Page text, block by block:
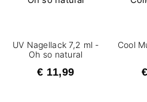
UV Nagellack 7,2 ml -
Oh so natural
€ 11,99
Cool